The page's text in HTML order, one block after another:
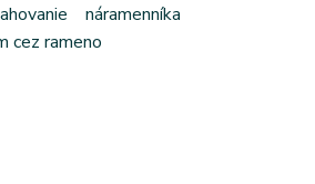
náramenníka
cez rameno